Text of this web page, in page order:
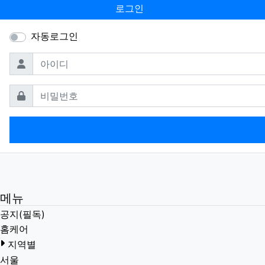
로그인
자동로그인
아이디
필수
비밀번호필수
메뉴
공지(필독)
홈케어
지역별
서울